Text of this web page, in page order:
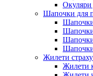
Окуляри
Шапочки для
Шапочки
Жилети
Жилети